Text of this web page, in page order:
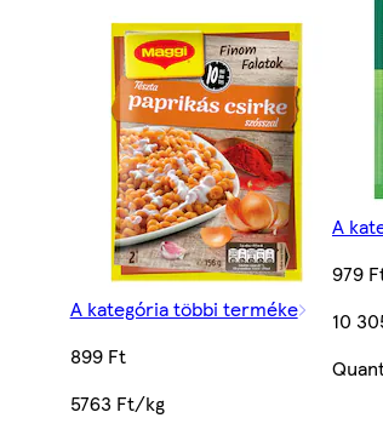
A kategória többi terméke
899 Ft
5763 Ft/kg
A
979
10